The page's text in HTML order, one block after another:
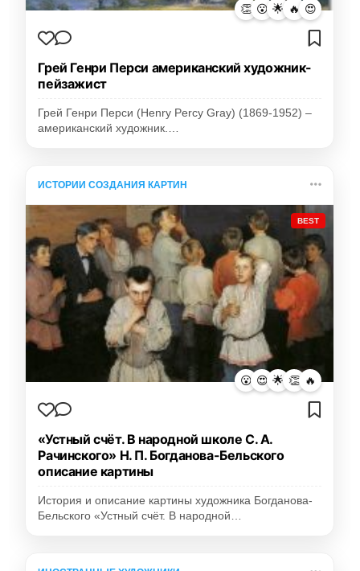
👏 😮 🌟 🔥 😍
Грей Генри Перси американский художник-
пейзажист
Грей Генри Перси (Henry Percy Gray) (1869-1952) –
американский художник.…
ИСТОРИИ СОЗДАНИЯ КАРТИН
BEST
😮 😍 🌟 👏 🔥
«Устный счёт. В народной школе С. А.
Рачинского» Н. П. Богданова-Бельского
описание картины
История и описание картины художника Богданова-
Бельского «Устный счёт. В народной…